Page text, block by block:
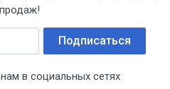
Подписаться
в социальных сетях